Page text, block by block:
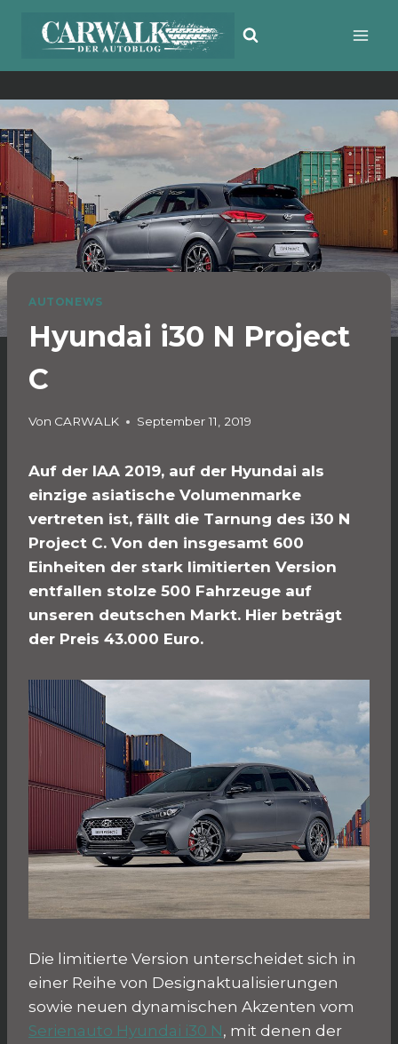
Inhalt
AUTONEWS
Hyundai i30 N Project
C
Von CARWALK September 11, 2019
Auf der IAA 2019, auf der Hyundai als
einzige asiatische Volumenmarke
vertreten ist, fällt die Tarnung des i30 N
Project C. Von den insgesamt 600
Einheiten der stark limitierten Version
entfallen stolze 500 Fahrzeuge auf
unseren deutschen Markt. Hier beträgt
der Preis 43.000 Euro.
Die limitierte Version unterscheidet sich in
einer Reihe von Designaktualisierungen
sowie neuen dynamischen Akzenten vom
Serienauto Hyundai i30 N, mit denen der